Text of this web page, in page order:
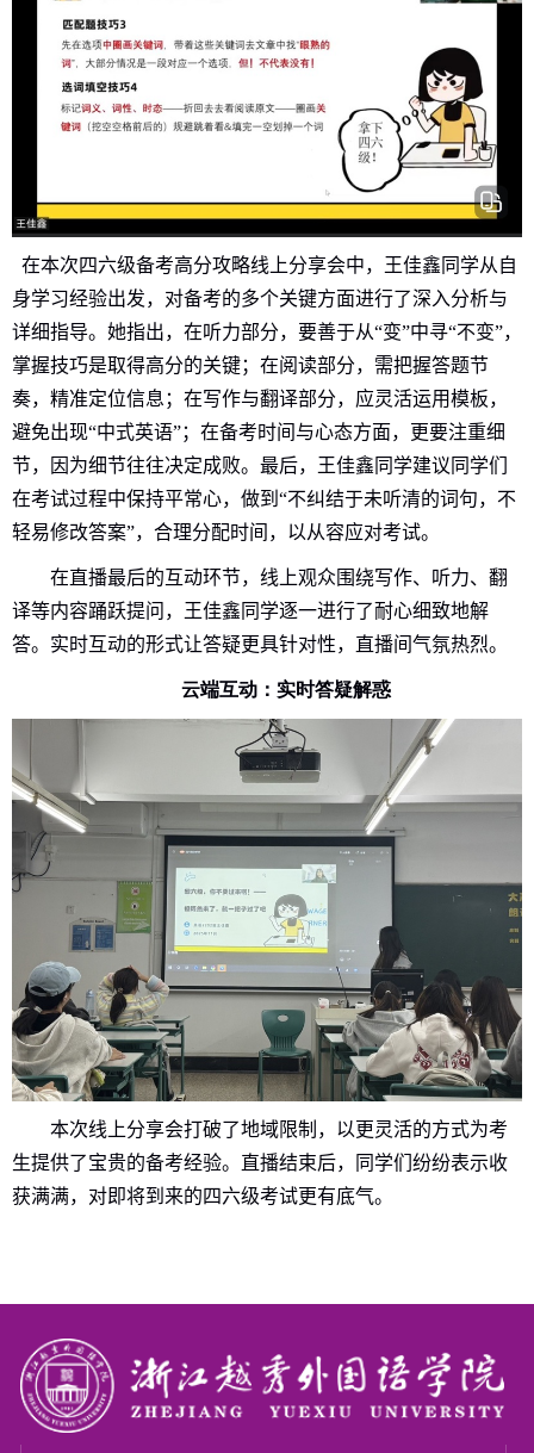
在本次四六级备考高分攻略线上分享会中，王佳鑫同学从自
身学习经验出发，对备考的多个关键方面进行了深入分析与
详细指导。她指出，在听力部分，要善于从“变”中寻“不变”，
掌握技巧是取得高分的关键；在阅读部分，需把握答题节
奏，精准定位信息；在写作与翻译部分，应灵活运用模板，
避免出现“中式英语”；在备考时间与心态方面，更要注重细
节，因为细节往往决定成败。最后，王佳鑫同学建议同学们
在考试过程中保持平常心，做到“不纠结于未听清的词句，不
轻易修改答案”，合理分配时间，以从容应对考试。
在直播最后的互动环节，线上观众围绕写作、听力、翻
译等内容踊跃提问，王佳鑫同学逐一进行了耐心细致地解
答。实时互动的形式让答疑更具针对性，直播间气氛热烈。
云端互动：实时答疑解惑
本次线上分享会打破了地域限制，以更灵活的方式为考
生提供了宝贵的备考经验。直播结束后，同学们纷纷表示收
获满满，对即将到来的四六级考试更有底气。